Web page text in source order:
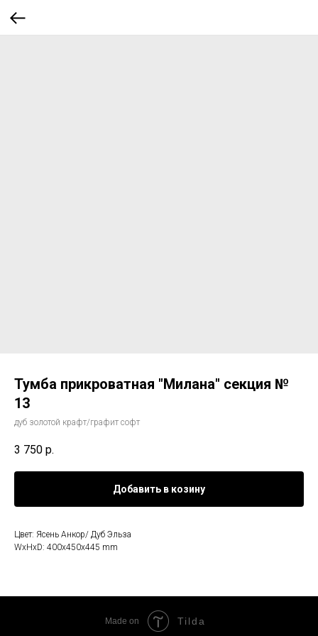
Тумба прикроватная "Милана" секция №
13
дуб золотой крафт/графит софт
3 750 р.
Добавить в козину
Цвет: Ясень Анкор/ Дуб Эльза
WxHxD: 400x450x445 mm
Made on Tilda